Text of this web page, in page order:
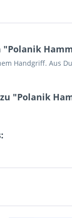
Handgriff. Aus
"Polanik